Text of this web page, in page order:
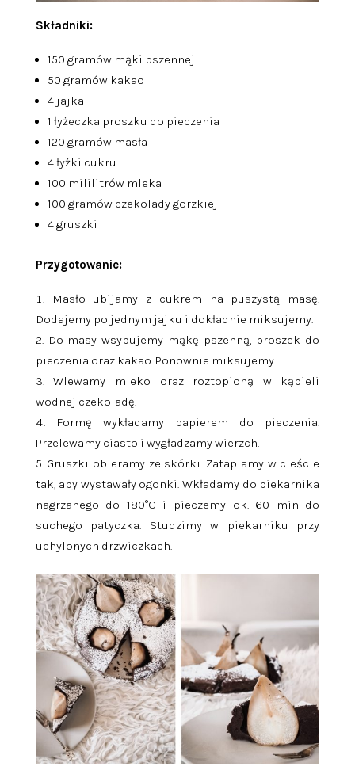
Składniki:
150 gramów mąki pszennej
50 gramów kakao
4 jajka
1 łyżeczka proszku do pieczenia
120 gramów masła
4 łyżki cukru
100 mililitrów mleka
100 gramów czekolady gorzkiej
4 gruszki
Przygotowanie:
Masło ubijamy z cukrem na puszystą masę.
Dodajemy po jednym jajku i dokładnie miksujemy.
Do masy wsypujemy mąkę pszenną, proszek do
pieczenia oraz kakao. Ponownie miksujemy.
Wlewamy mleko oraz roztopioną w kąpieli
wodnej czekoladę.
Formę wykładamy papierem do pieczenia.
Przelewamy ciasto i wygładzamy wierzch.
Gruszki obieramy ze skórki. Zatapiamy w cieście
tak, aby wystawały ogonki. Wkładamy do piekarnika
nagrzanego do 180°C i pieczemy ok. 60 min do
suchego patyczka. Studzimy w piekarniku przy
uchylonych drzwiczkach.